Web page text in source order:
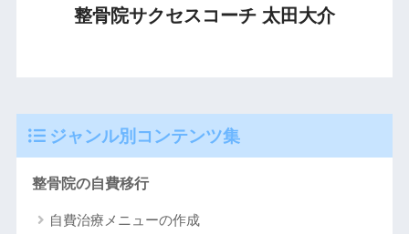
整骨院サクセスコーチ 太田大介
ジャンル別コンテンツ集
整骨院の自費移行
自費治療メニューの作成